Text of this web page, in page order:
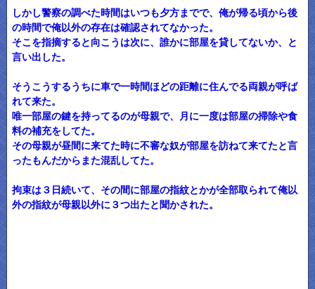
しかし警察の調べた時間はいつも夕方までで、俺が帰る頃から後
の時間で俺以外の存在は確認されてなかった。
そこを指摘すると向こうは次に、誰かに部屋を貸してないか、と
言い出した。
そうこうするうちに車で一時間ほどの距離に住んでる両親が呼ば
れて来た。
唯一部屋の鍵を持ってるのが母親で、月に一度は部屋の掃除や食
料の補充をしてた。
その母親が昼間に来てた時に不審な奴が部屋を訪ねて来てたと言
ったもんだからまた混乱してた。
拘束は３日続いて、その間に部屋の指紋とかが全部取られて俺以
外の指紋が母親以外に３つ出たと聞かされた。